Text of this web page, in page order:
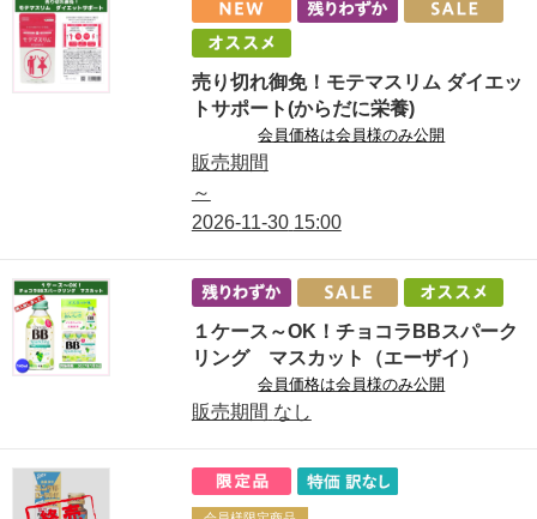
売り切れ御免！モテマスリム ダイエッ
トサポート(からだに栄養)
会員価格は会員様のみ公開
販売期間
～
2026-11-30 15:00
１ケース～OK！チョコラBBスパーク
リング マスカット（エーザイ）
会員価格は会員様のみ公開
販売期間 なし